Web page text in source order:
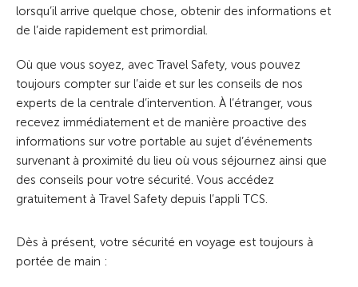
lorsqu’il arrive quelque chose, obtenir des informations et
de l’aide rapidement est primordial.
Où que vous soyez, avec Travel Safety, vous pouvez
toujours compter sur l’aide et sur les conseils de nos
experts de la centrale d’intervention. À l’étranger, vous
recevez immédiatement et de manière proactive des
informations sur votre portable au sujet d’événements
survenant à proximité du lieu où vous séjournez ainsi que
des conseils pour votre sécurité. Vous accédez
gratuitement à Travel Safety depuis l’appli TCS.
Dès à présent, votre sécurité en voyage est toujours à
portée de main :